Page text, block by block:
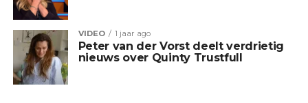
VIDEO 1 jaar ago
Peter van der Vorst deelt verdrietig
nieuws over Quinty Trustfull